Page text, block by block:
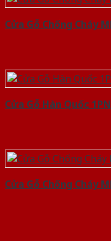
Cửa Gỗ Chống Cháy
Cửa Gỗ Hàn Quốc
Cửa Gỗ Chống Cháy